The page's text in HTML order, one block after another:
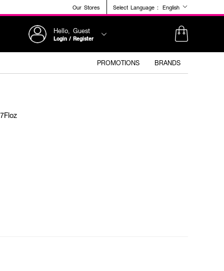
Our Stores Select Language : English
Hello, Guest
Login / Register
PROMOTIONS BRANDS